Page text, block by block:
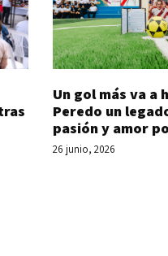
Un gol más va a
Peredo un
pasión y amor
26 junio, 2026